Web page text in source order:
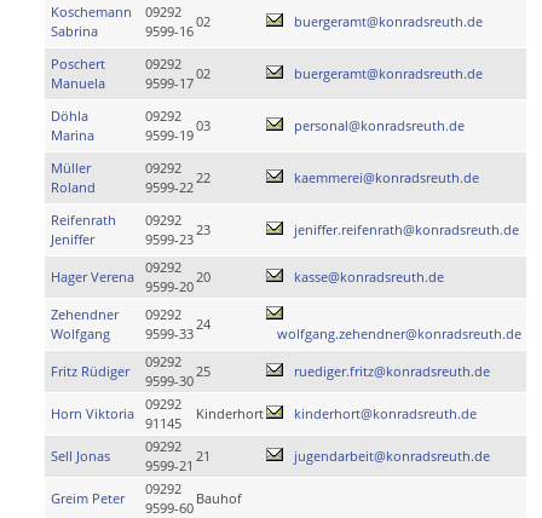
Koschemann
Sabrina
09292
9599-16
02 buergeramt@konradsreuth.de
Poschert
Manuela
09292
9599-17
02 buergeramt@konradsreuth.de
Döhla
Marina
09292
9599-19
03 personal@konradsreuth.de
Müller
Roland
09292
9599-22
22 kaemmerei@konradsreuth.de
Reifenrath
Jeniffer
09292
9599-23
23 jeniffer.reifenrath@konradsreuth.de
Hager Verena
09292
9599-20
20 kasse@konradsreuth.de
Zehendner
Wolfgang
09292
9599-33
24
wolfgang.zehendner@konradsreuth.de
Fritz Rüdiger
09292
9599-30
25 ruediger.fritz@konradsreuth.de
Horn Viktoria
09292
91145
Kinderhort kinderhort@konradsreuth.de
Sell Jonas
09292
9599-21
21 jugendarbeit@konradsreuth.de
Greim Peter
09292
9599-60
Bauhof